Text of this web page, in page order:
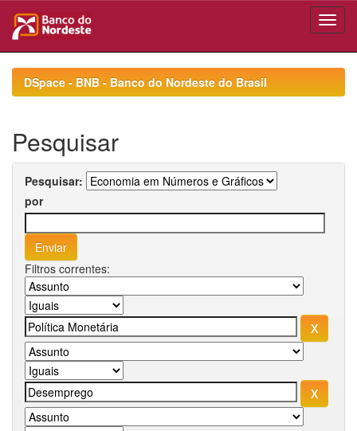
navigationDSpace - BNB - Banco do Nordeste do Brasil
Pesquisar
Pesquisar:
por
Filtros correntes: